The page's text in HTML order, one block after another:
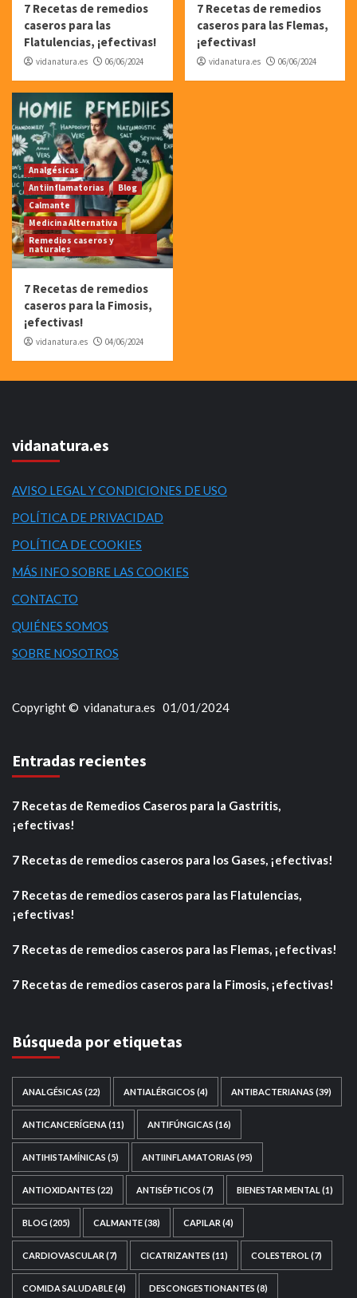
7 Recetas de remedios
caseros para las
Flatulencias, ¡efectivas!
vidanatura.es 06/06/2024
7 Recetas de remedios
caseros para las Flemas,
¡efectivas!
vidanatura.es 06/06/2024
Analgésicas
Antiinflamatorias
Blog
Calmante
Medicina Alternativa
Remedios caseros y
naturales
7 Recetas de remedios
caseros para la Fimosis,
¡efectivas!
vidanatura.es 04/06/2024
vidanatura.es
AVISO LEGAL Y CONDICIONES DE USO
POLÍTICA DE PRIVACIDAD
POLÍTICA DE COOKIES
MÁS INFO SOBRE LAS COOKIES
CONTACTO
QUIÉNES SOMOS
SOBRE NOSOTROS
Copyright © vidanatura.es 01/01/2024
Entradas recientes
7 Recetas de Remedios Caseros para la Gastritis,
¡efectivas!
7 Recetas de remedios caseros para los Gases, ¡efectivas!
7 Recetas de remedios caseros para las Flatulencias,
¡efectivas!
7 Recetas de remedios caseros para las Flemas, ¡efectivas!
7 Recetas de remedios caseros para la Fimosis, ¡efectivas!
Búsqueda por etiquetas
ANALGÉSICAS (22) ANTIALÉRGICOS (4) ANTIBACTERIANAS (39)
ANTICANCERÍGENA(11) ANTIFÚNGICAS (16)
ANTIHISTAMÍNICAS (5) ANTIINFLAMATORIAS (95)
ANTIOXIDANTES (22) ANTISÉPTICOS (7) BIENESTAR MENTAL (1)
BLOG(205) CALMANTE(38) CAPILAR (4)
CARDIOVASCULAR (7) CICATRIZANTES (11) COLESTEROL (7)
COMIDA SALUDABLE(4) DESCONGESTIONANTES (8)